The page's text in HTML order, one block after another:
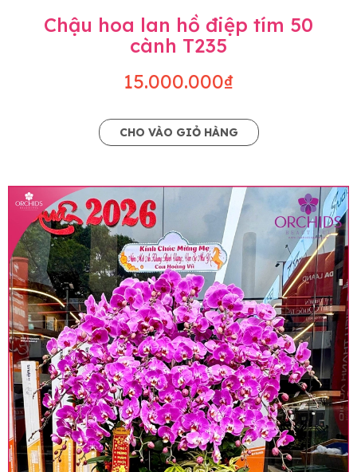
Chậu hoa lan hồ điệp tím 50
cành T235
15.000.000₫
CHO VÀO GIỎ HÀNG